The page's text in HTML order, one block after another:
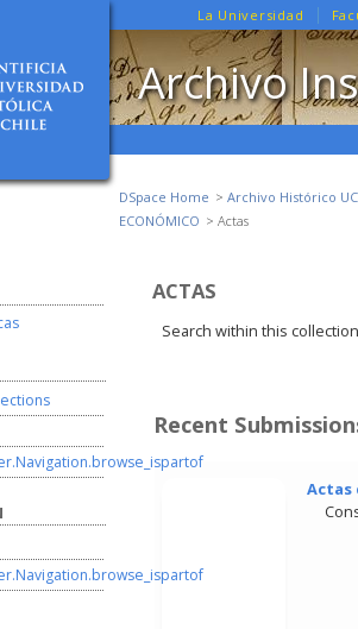
La Universidad
Archivo
DSpace Home
Archivo Histórico UC
ECONÓMICO
Actas
ACTAS
Search within this
Recent
Actas